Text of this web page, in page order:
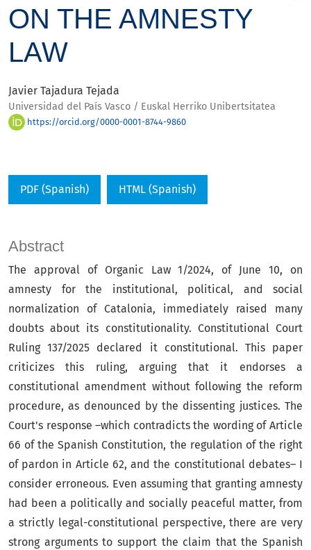
ON THE AMNESTY
LAW
Javier Tajadura Tejada
Universidad del País Vasco / Euskal Herriko Unibertsitatea
https://orcid.org/0000-0001-8744-9860
PDF (Spanish) HTML (Spanish)
Abstract
The approval of Organic Law 1/2024, of June 10, on
amnesty for the institutional, political, and social
normalization of Catalonia, immediately raised many
doubts about its constitutionality. Constitutional Court
Ruling 137/2025 declared it constitutional. This paper
criticizes this ruling, arguing that it endorses a
constitutional amendment without following the reform
procedure, as denounced by the dissenting justices. The
Court's response –which contradicts the wording of Article
66 of the Spanish Constitution, the regulation of the right
of pardon in Article 62, and the constitutional debates– I
consider erroneous. Even assuming that granting amnesty
had been a politically and socially peaceful matter, from
a strictly legal-constitutional perspective, there are very
strong arguments to support the claim that the Spanish